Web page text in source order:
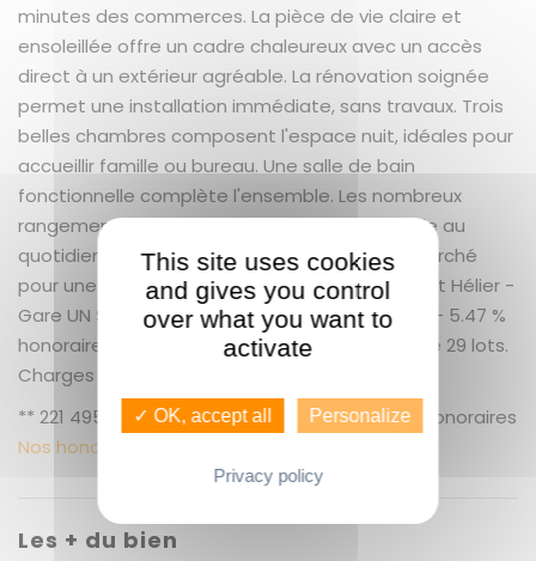
minutes des commerces. La pièce de vie claire et
ensoleillée offre un cadre chaleureux avec un accès
direct à un extérieur agréable. La rénovation soignée
permet une installation immédiate, sans travaux. Trois
belles chambres composent l'espace nuit, idéales pour
accueillir famille ou bureau. Une salle de bain
fonctionnelle complète l'ensemble. Les nombreux
rangements apportent un confort appréciable au
quotidien. Un environnement pratique et recherché
pour une vie facilitée. GUENNO IMMOBILIER - Saint Hélier -
Gare UN SERVICE EXCEPTIONNEL, COMME VOUS ! + 5.47 %
honoraires de négociation TTC. Copropriété de 29 lots.
Charges annuelles : 3 euros.
** 221 495 € honoraires inclus | 210 000 € hors honoraires
Nos honoraires
Les + du bien
This site uses cookies
and gives you control
over what you want to
activate
✓ OK, accept all Personalize
Privacy policy